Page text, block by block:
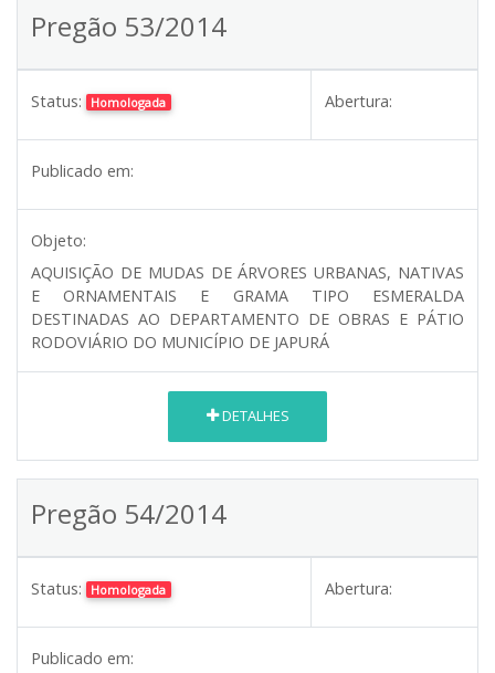
Pregão 53/2014
Status: Homologada Abertura:
Publicado em:
Objeto:
AQUISIÇÃO DE MUDAS DE ÁRVORES URBANAS, NATIVAS
E ORNAMENTAIS E GRAMA TIPO ESMERALDA
DESTINADAS AO DEPARTAMENTO DE OBRAS E PÁTIO
RODOVIÁRIO DO MUNICÍPIO DE JAPURÁ
DETALHES
Pregão 54/2014
Status: Homologada Abertura:
Publicado em: